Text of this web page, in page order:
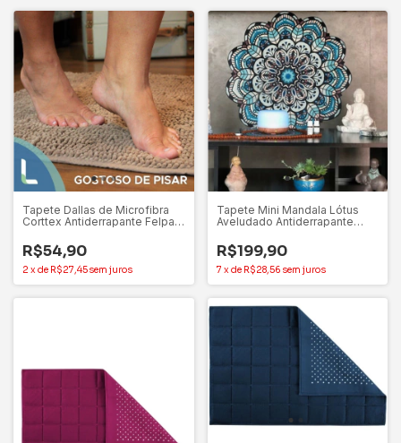
Tapete Dallas de Microfibra
Corttex Antiderrapante Felpa
R$54,90
2 x de R$27,45sem juros
Tapete Mini Mandala Lótus
Aveludado Antiderrapante
R$199,90
7 x de R$28,56 sem juros